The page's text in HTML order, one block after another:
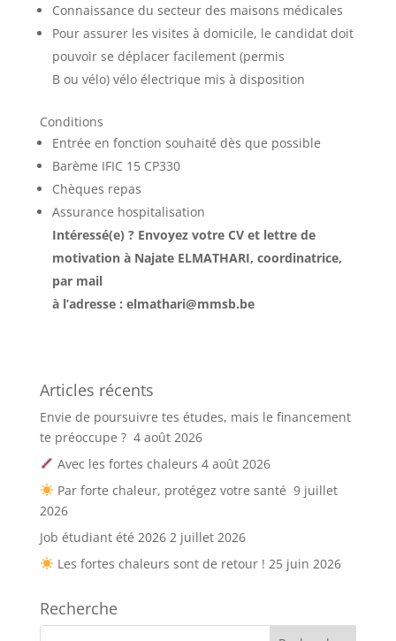
Connaissance du secteur des maisons médicales
Pour assurer les visites à domicile, le candidat doit
pouvoir se déplacer facilement (permis
B ou vélo) vélo électrique mis à disposition
Conditions
Entrée en fonction souhaité dès que possible
Barème IFIC 15 CP330
Chèques repas
Assurance hospitalisation
Intéressé(e) ? Envoyez votre CV et lettre de
motivation à Najate ELMATHARI, coordinatrice,
par mail
à l’adresse : elmathari@mmsb.be
Articles récents
Envie de poursuivre tes études, mais le financement
te préoccupe ? 4 août 2026
Avec les fortes chaleurs 4 août 2026
Par forte chaleur, protégez votre santé 9 juillet
2026
Job étudiant été 2026 2 juillet 2026
Les fortes chaleurs sont de retour ! 25 juin 2026
Recherche